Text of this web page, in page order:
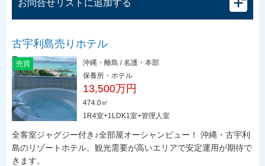
お問合せリストに追加する
古宇利島売りホテル
売買
沖縄・離島 / 名護・本部
保養所・ホテル
13,500万円
474.0㎡
1R4室+1LDK1室+管理人室
全客室ジャグジー付き♪全部屋オーシャンビュー！ 沖縄・古宇利
島のリゾートホテル。観光需要が高いエリアで安定運用が期待で
きます。